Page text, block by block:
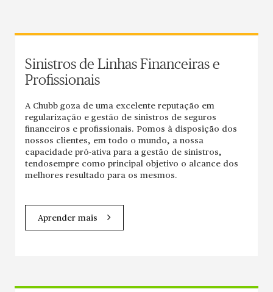
Sinistros de Linhas Financeiras e
Profissionais
A Chubb goza de uma excelente reputação em
regularização e gestão de sinistros de seguros
financeiros e profissionais. Pomos à disposição dos
nossos clientes, em todo o mundo, a nossa
capacidade pró-ativa para a gestão de sinistros,
tendosempre como principal objetivo o alcance dos
melhores resultado para os mesmos.
Aprender mais